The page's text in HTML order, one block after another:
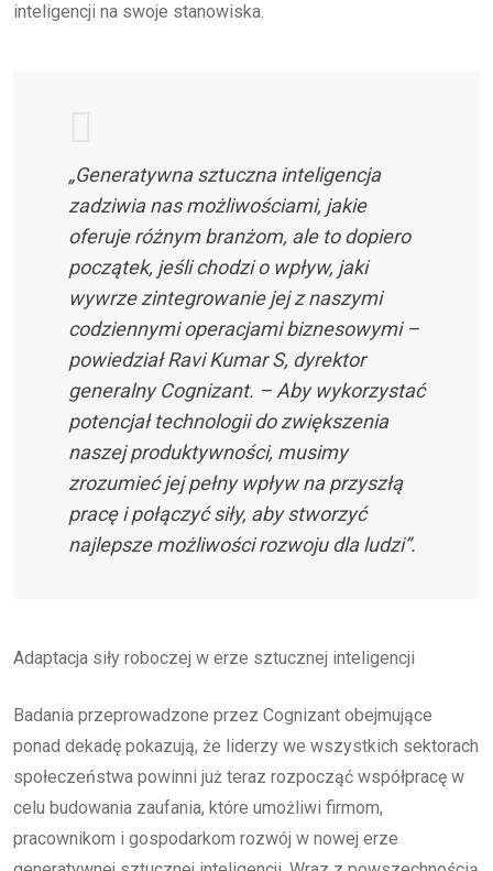
inteligencji na swoje stanowiska.
„Generatywna sztuczna inteligencja
zadziwia nas możliwościami, jakie
oferuje różnym branżom, ale to dopiero
początek, jeśli chodzi o wpływ, jaki
wywrze zintegrowanie jej z naszymi
codziennymi operacjami biznesowymi –
powiedział Ravi Kumar S, dyrektor
generalny Cognizant. – Aby wykorzystać
potencjał technologii do zwiększenia
naszej produktywności, musimy
zrozumieć jej pełny wpływ na przyszłą
pracę i połączyć siły, aby stworzyć
najlepsze możliwości rozwoju dla ludzi”.
Adaptacja siły roboczej w erze sztucznej inteligencji
Badania przeprowadzone przez Cognizant obejmujące
ponad dekadę pokazują, że liderzy we wszystkich sektorach
społeczeństwa powinni już teraz rozpocząć współpracę w
celu budowania zaufania, które umożliwi firmom,
pracownikom i gospodarkom rozwój w nowej erze